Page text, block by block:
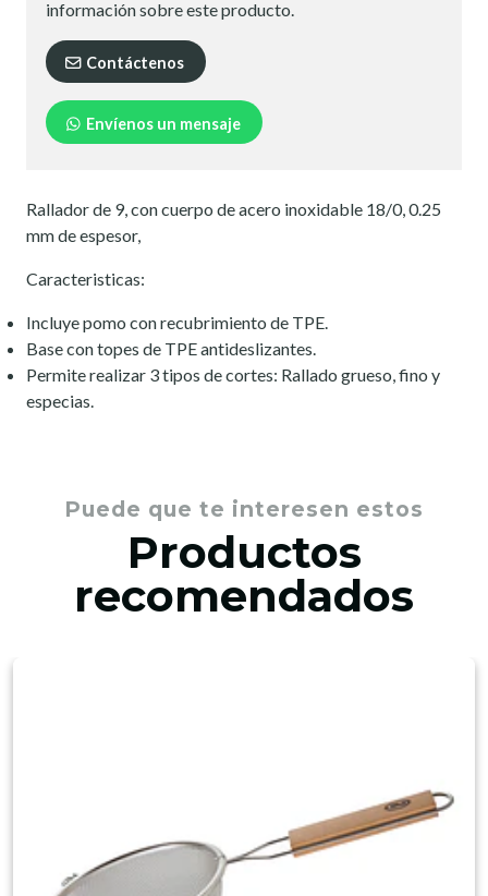
información sobre este producto.
Contáctenos
Envíenos un mensaje
Rallador de 9, con cuerpo de acero inoxidable 18/0, 0.25
mm de espesor,
Caracteristicas:
Incluye pomo con recubrimiento de TPE.
Base con topes de TPE antideslizantes.
Permite realizar 3 tipos de cortes: Rallado grueso, fino y
especias.
Puede que te interesen estos
Productos
recomendados